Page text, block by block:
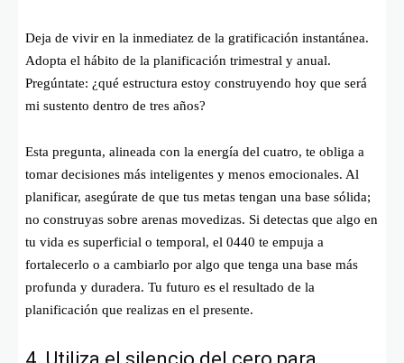
Deja de vivir en la inmediatez de la gratificación instantánea.
Adopta el hábito de la planificación trimestral y anual.
Pregúntate: ¿qué estructura estoy construyendo hoy que será
mi sustento dentro de tres años?
Esta pregunta, alineada con la energía del cuatro, te obliga a
tomar decisiones más inteligentes y menos emocionales. Al
planificar, asegúrate de que tus metas tengan una base sólida;
no construyas sobre arenas movedizas. Si detectas que algo en
tu vida es superficial o temporal, el 0440 te empuja a
fortalecerlo o a cambiarlo por algo que tenga una base más
profunda y duradera. Tu futuro es el resultado de la
planificación que realizas en el presente.